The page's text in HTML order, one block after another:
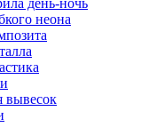
день-ночь
неона
вывесок